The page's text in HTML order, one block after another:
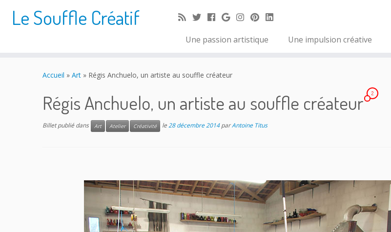
Le Souffle Créatif
Une passion artistique Une impulsion créative
Accueil » Art » Régis Anchuelo, un artiste au souffle créateur
Régis Anchuelo, un artiste au souffle créateur 2
Billet publié dans Art Atelier Créativité le28 décembre 2014 parAntoine Titus